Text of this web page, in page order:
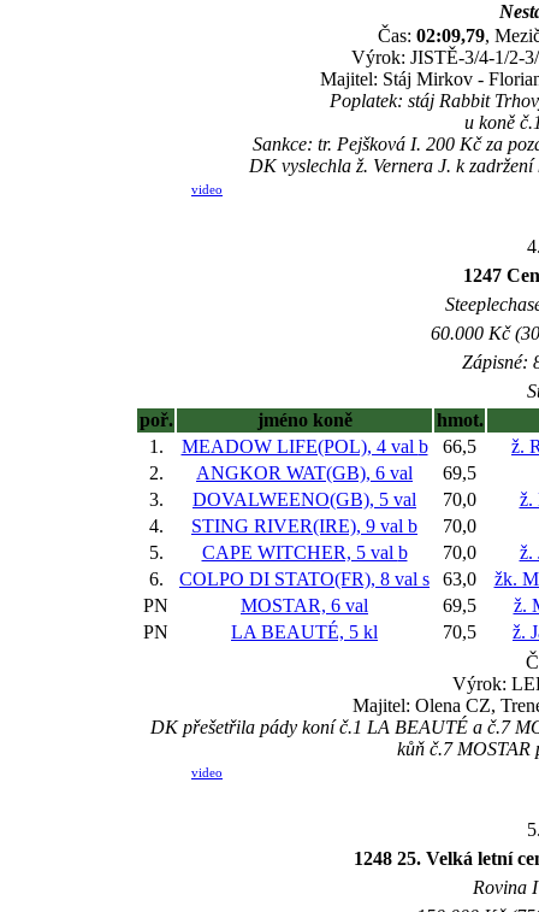
Čas: 02:09,79,
Výrok: JISTĚ-3/4-1/2-
Majitel: Stáj Mirkov -
Poplatek: stáj Rabbit
u koně
Sankce: tr. Pejšková I. 200 Kč za
DK vyslechla ž. Vernera J. k
video
1247
60.000 Kč
Zápisné:
poř.
jméno koně
hmot.
1.
MEADOW LIFE(POL), 4 val b 66,5
ž.
2.
ANGKOR WAT(GB), 6 val
69,5
3.
DOVALWEENO(GB), 5 val 70,0
ž.
4.
STING RIVER(IRE), 9 val b
70,0
5.
CAPE WITCHER, 5 val b 70,0
ž.
6.
COLPO DI STATO(FR), 8 val s 63,0
žk.
PN
MOSTAR, 6 val 69,5
ž.
PN
LA BEAUTÉ, 5 kl 70,5
ž.
Výrok:
Majitel: Olena CZ,
DK přešetřila pády koní č.1 LA BEAUTÉ a č.7
kůň č.7 MOSTAR
video
1248 25. Velká letní
Rovina